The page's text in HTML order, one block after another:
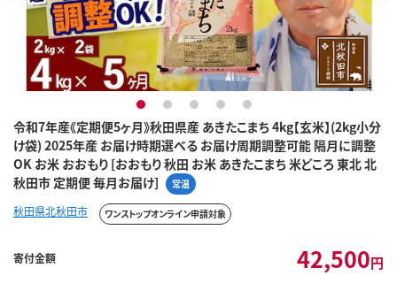
令和7年産《定期便5ヶ月》秋田県産 あきたこまち 4kg【玄米】(2kg小分
け袋) 2025年産 お届け時期選べる お届け周期調整可能 隔月に調整
OK お米 おおもり [おおもり 秋田 お米 あきたこまち 米どころ 東北 北
秋田市 定期便 毎月お届け]
常温
1 2 3 4 5
秋田県北秋田市 ワンストップオンライン申請対象
寄付金額 42,500円